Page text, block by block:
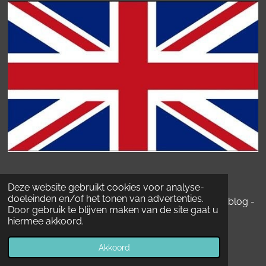
Deze website gebruikt cookies voor analyse-
doeleinden en/of het tonen van advertenties.
Door gebruik te blijven maken van de site gaat u
hiermee akkoord.
Akkoord
Kvk-Nummer: 78398533.BTW
nummer:NL003330919B40. © 2020-2026 Bekkenblog -
Doctorpelvis
Powered byJouwWeb